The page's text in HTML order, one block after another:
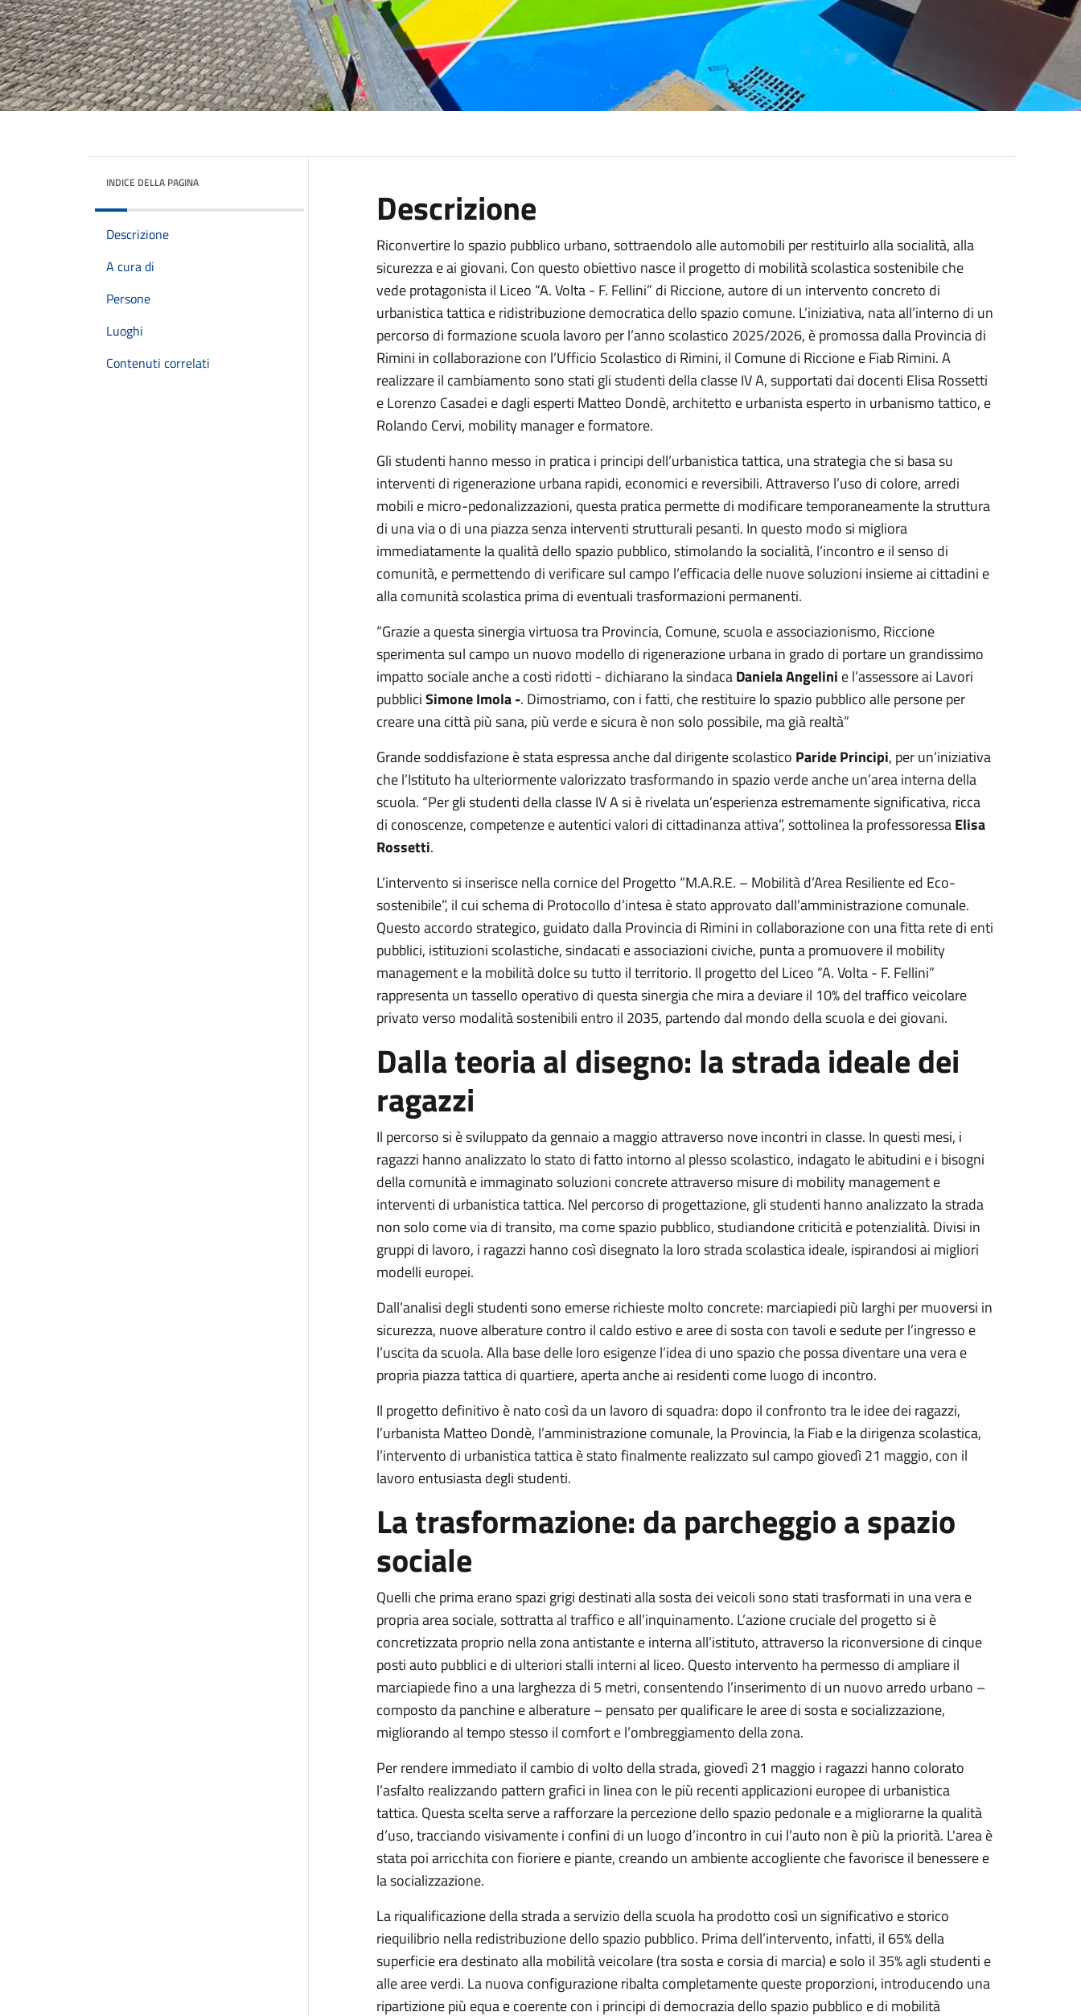
INDICE DELLA PAGINA
Descrizione
A cura di
Persone
Luoghi
Contenuti correlati
Descrizione
Riconvertire lo spazio pubblico urbano, sottraendolo alle automobili per restituirlo alla socialità, alla
sicurezza e ai giovani. Con questo obiettivo nasce il progetto di mobilità scolastica sostenibile che
vede protagonista il Liceo “A. Volta - F. Fellini” di Riccione, autore di un intervento concreto di
urbanistica tattica e ridistribuzione democratica dello spazio comune. L’iniziativa, nata all’interno di un
percorso di formazione scuola lavoro per l’anno scolastico 2025/2026, è promossa dalla Provincia di
Rimini in collaborazione con l’Ufficio Scolastico di Rimini, il Comune di Riccione e Fiab Rimini. A
realizzare il cambiamento sono stati gli studenti della classe IV A, supportati dai docenti Elisa Rossetti
e Lorenzo Casadei e dagli esperti Matteo Dondè, architetto e urbanista esperto in urbanismo tattico, e
Rolando Cervi, mobility manager e formatore.
Gli studenti hanno messo in pratica i principi dell’urbanistica tattica, una strategia che si basa su
interventi di rigenerazione urbana rapidi, economici e reversibili. Attraverso l’uso di colore, arredi
mobili e micro-pedonalizzazioni, questa pratica permette di modificare temporaneamente la struttura
di una via o di una piazza senza interventi strutturali pesanti. In questo modo si migliora
immediatamente la qualità dello spazio pubblico, stimolando la socialità, l’incontro e il senso di
comunità, e permettendo di verificare sul campo l’efficacia delle nuove soluzioni insieme ai cittadini e
alla comunità scolastica prima di eventuali trasformazioni permanenti.
“Grazie a questa sinergia virtuosa tra Provincia, Comune, scuola e associazionismo, Riccione
sperimenta sul campo un nuovo modello di rigenerazione urbana in grado di portare un grandissimo
impatto sociale anche a costi ridotti - dichiarano la sindacaDaniela Angelini e l’assessore ai Lavori
pubbliciSimone Imola -. Dimostriamo, con i fatti, che restituire lo spazio pubblico alle persone per
creare una città più sana, più verde e sicura è non solo possibile, ma già realtà”
Grande soddisfazione è stata espressa anche dal dirigente scolastico Paride Principi, per un’iniziativa
che l’Istituto ha ulteriormente valorizzato trasformando in spazio verde anche un’area interna della
scuola. “Per gli studenti della classe IV A si è rivelata un’esperienza estremamente significativa, ricca
di conoscenze, competenze e autentici valori di cittadinanza attiva”, sottolinea la professoressaElisa
Rossetti.
L’intervento si inserisce nella cornice del Progetto “M.A.R.E. – Mobilità d’Area Resiliente ed Eco-
sostenibile”, il cui schema di Protocollo d’intesa è stato approvato dall’amministrazione comunale.
Questo accordo strategico, guidato dalla Provincia di Rimini in collaborazione con una fitta rete di enti
pubblici, istituzioni scolastiche, sindacati e associazioni civiche, punta a promuovere il mobility
management e la mobilità dolce su tutto il territorio. Il progetto del Liceo “A. Volta - F. Fellini”
rappresenta un tassello operativo di questa sinergia che mira a deviare il 10% del traffico veicolare
privato verso modalità sostenibili entro il 2035, partendo dal mondo della scuola e dei giovani.
Dalla teoria al disegno: la strada ideale dei
ragazzi
Il percorso si è sviluppato da gennaio a maggio attraverso nove incontri in classe. In questi mesi, i
ragazzi hanno analizzato lo stato di fatto intorno al plesso scolastico, indagato le abitudini e i bisogni
della comunità e immaginato soluzioni concrete attraverso misure di mobility management e
interventi di urbanistica tattica. Nel percorso di progettazione, gli studenti hanno analizzato la strada
non solo come via di transito, ma come spazio pubblico, studiandone criticità e potenzialità. Divisi in
gruppi di lavoro, i ragazzi hanno così disegnato la loro strada scolastica ideale, ispirandosi ai migliori
modelli europei.
Dall’analisi degli studenti sono emerse richieste molto concrete: marciapiedi più larghi per muoversi in
sicurezza, nuove alberature contro il caldo estivo e aree di sosta con tavoli e sedute per l’ingresso e
l’uscita da scuola. Alla base delle loro esigenze l’idea di uno spazio che possa diventare una vera e
propria piazza tattica di quartiere, aperta anche ai residenti come luogo di incontro.
Il progetto definitivo è nato così da un lavoro di squadra: dopo il confronto tra le idee dei ragazzi,
l’urbanista Matteo Dondè, l’amministrazione comunale, la Provincia, la Fiab e la dirigenza scolastica,
l’intervento di urbanistica tattica è stato finalmente realizzato sul campo giovedì 21 maggio, con il
lavoro entusiasta degli studenti.
La trasformazione: da parcheggio a spazio
sociale
Quelli che prima erano spazi grigi destinati alla sosta dei veicoli sono stati trasformati in una vera e
propria area sociale, sottratta al traffico e all’inquinamento. L’azione cruciale del progetto si è
concretizzata proprio nella zona antistante e interna all’istituto, attraverso la riconversione di cinque
posti auto pubblici e di ulteriori stalli interni al liceo. Questo intervento ha permesso di ampliare il
marciapiede fino a una larghezza di 5 metri, consentendo l’inserimento di un nuovo arredo urbano –
composto da panchine e alberature – pensato per qualificare le aree di sosta e socializzazione,
migliorando al tempo stesso il comfort e l’ombreggiamento della zona.
Per rendere immediato il cambio di volto della strada, giovedì 21 maggio i ragazzi hanno colorato
l’asfalto realizzando pattern grafici in linea con le più recenti applicazioni europee di urbanistica
tattica. Questa scelta serve a rafforzare la percezione dello spazio pedonale e a migliorarne la qualità
d’uso, tracciando visivamente i confini di un luogo d’incontro in cui l’auto non è più la priorità. L'area è
stata poi arricchita con fioriere e piante, creando un ambiente accogliente che favorisce il benessere e
la socializzazione.
La riqualificazione della strada a servizio della scuola ha prodotto così un significativo e storico
riequilibrio nella redistribuzione dello spazio pubblico. Prima dell’intervento, infatti, il 65% della
superficie era destinato alla mobilità veicolare (tra sosta e corsia di marcia) e solo il 35% agli studenti e
alle aree verdi. La nuova configurazione ribalta completamente queste proporzioni, introducendo una
ripartizione più equa e coerente con i principi di democrazia dello spazio pubblico e di mobilità